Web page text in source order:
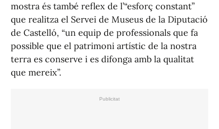
mostra és també reflex de l’“esforç constant”
que realitza el Servei de Museus de la Diputació
de Castelló, “un equip de professionals que fa
possible que el patrimoni artístic de la nostra
terra es conserve i es difonga amb la qualitat
que mereix”.